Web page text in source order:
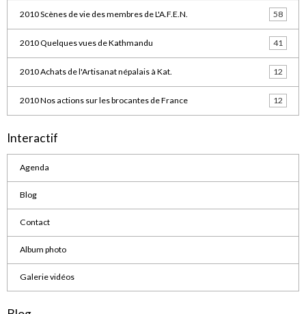
2010 Scènes de vie des membres de L'A.F.E.N. 58
2010 Quelques vues de Kathmandu 41
2010 Achats de l'Artisanat népalais à Kat. 12
2010 Nos actions sur les brocantes de France 12
Interactif
Agenda
Blog
Contact
Album photo
Galerie vidéos